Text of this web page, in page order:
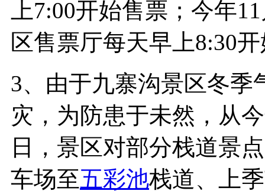
上7:00开始售票；今年
区售票厅每天早上8:30
3、由于九寨沟景区冬季
灾，为防患于未然，从
日，景区对部分栈道景
车场至五彩池栈道、上